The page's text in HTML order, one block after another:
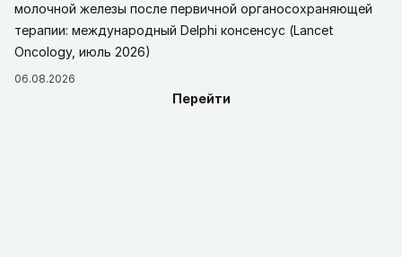
молочной железы после первичной органосохраняющей
терапии: международный Delphi консенсус (Lancet
Oncology, июль 2026)
06.08.2026
Перейти